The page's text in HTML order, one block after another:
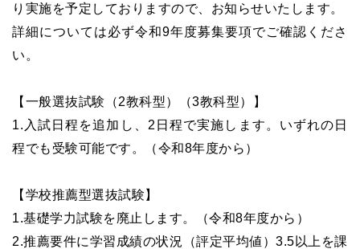
り実施を予定しておりますので、お知らせいたします。
詳細については必ず令和9年度募集要項でご確認くださ
い。
【一般選抜試験（2教科型）（3教科型）】
1.入試日程を追加し、2日程で実施します。いずれの日
程でも受験可能です。（令和8年度から）
【学校推薦型選抜試験】
1.基礎学力試験を廃止します。（令和8年度から）
2.推薦要件に学習成績の状況（評定平均値）3.5以上を課